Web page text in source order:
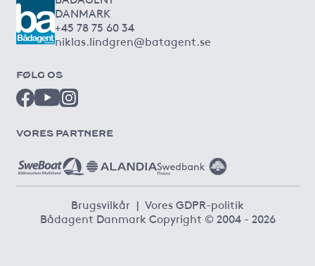
DANMARK
+45 78 75 60 34
niklas.lindgren@batagent.se
FØLG OS
VORES PARTNERE
Brugsvilkår | Vores GDPR-politik
Bådagent Danmark Copyright © 2004 - 2026